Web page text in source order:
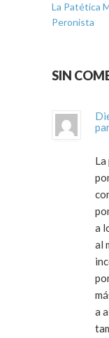
La Patética
Peronista
SIN
a
al
a